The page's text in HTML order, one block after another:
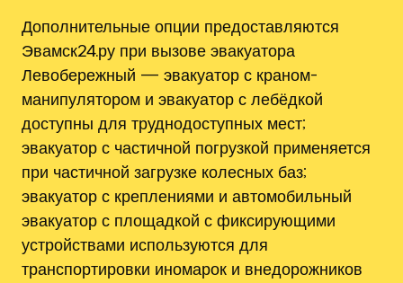
Дополнительные опции предоставляются
Эвамск24.ру при вызове эвакуатора
Левобережный — эвакуатор с краном-
манипулятором и эвакуатор с лебёдкой
доступны для труднодоступных мест;
эвакуатор с частичной погрузкой применяется
при частичной загрузке колесных баз;
эвакуатор с креплениями и автомобильный
эвакуатор с площадкой с фиксирующими
устройствами используются для
транспортировки иномарок и внедорожников